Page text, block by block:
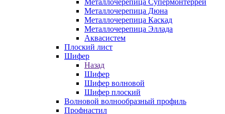
Металлочерепица Супермонтеррей
Металлочерепица Дюна
Металлочерепица Каскад
Металлочерепица Эллада
Аквасистем
Плоский лист
Шифер
Назад
Шифер
Шифер волновой
Шифер плоский
Волновой волнообразный профиль
Профнастил